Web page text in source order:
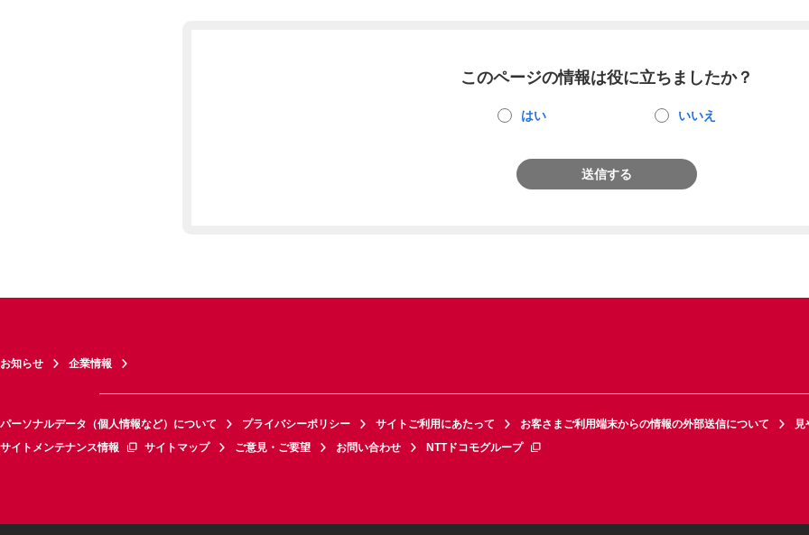
このページの情報は役に立ちましたか？
はい いいえ
送信する
お知らせ 企業情報
パーソナルデータ（個人情報など）について プライバシーポリシー サイトご利用にあたって お客さまご利用端末からの情報の外部送信について
見
サイトメンテナンス情報
サイトマップ ご意見・ご要望 お問い合わせ NTTドコモグループ